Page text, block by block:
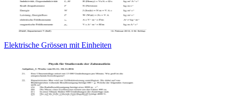
Elektrische Grössen mit Einheiten